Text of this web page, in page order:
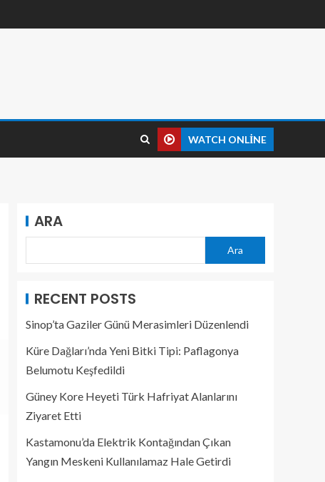
WATCH ONLINE
ARA
Ara
RECENT POSTS
Sinop’ta Gaziler Günü Merasimleri Düzenlendi
Küre Dağları’nda Yeni Bitki Tipi: Paflagonya
Belumotu Keşfedildi
Güney Kore Heyeti Türk Hafriyat Alanlarını
Ziyaret Etti
Kastamonu’da Elektrik Kontağından Çıkan
Yangın Meskeni Kullanılamaz Hale Getirdi